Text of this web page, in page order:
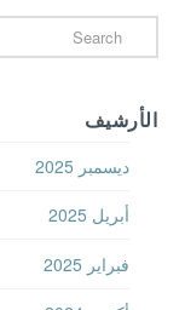
Search
الأرشيف
ديسمبر 2025
أبريل 2025
فبراير 2025